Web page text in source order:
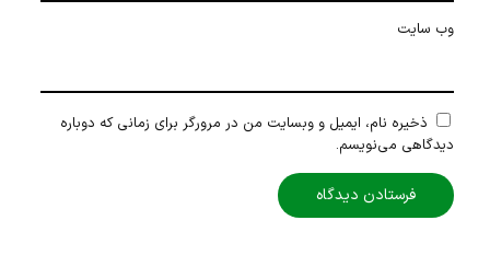
وب‌ سایت
ذخیره نام، ایمیل و وبسایت من در مرورگر برای زمانی که دوباره
دیدگاهی می‌نویسم.